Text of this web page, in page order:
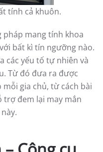
tính cả khuôn.
mang tính khoa
bất kì tín ngưỡng nào.
các yếu tố tự nhiên và
Từ đó đưa ra được
gia chủ, từ cách bài
trợ đem lại may mắn